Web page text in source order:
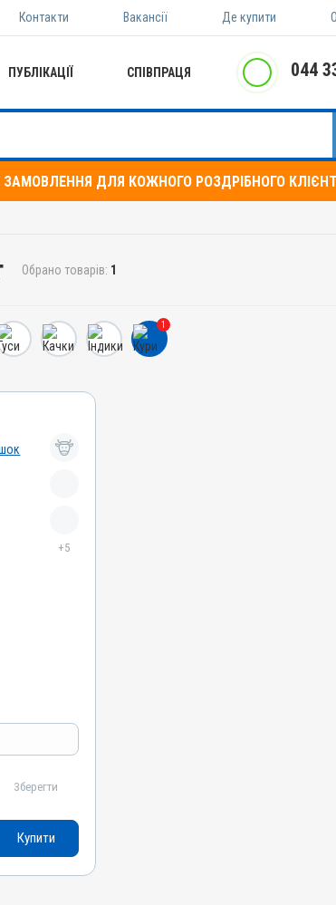
Контакти Вакансії Де купити
ПУБЛІКАЦІЇ СПІВПРАЦЯ 044
ДЛЯ КОЖНОГО РОЗДРІБНОГО
Обрано товарів: 1
1
+5
Зберегти
Купити